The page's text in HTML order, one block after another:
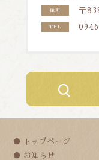
住所 〒
TEL
トップページ
お知らせ